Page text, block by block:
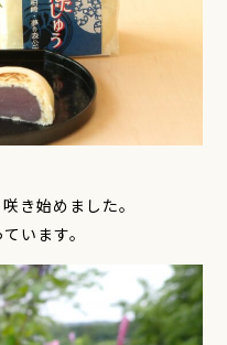
き始めました。
います。